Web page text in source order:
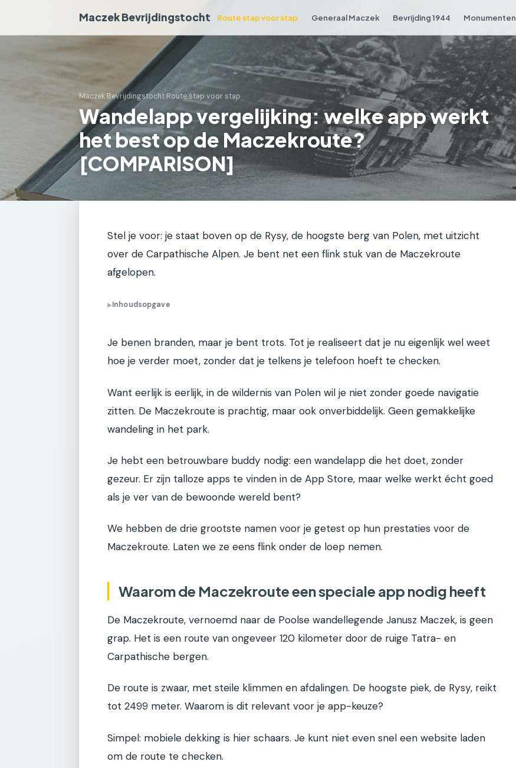
Maczek Bevrijdingstocht Route stap voor stap Generaal Maczek Bevrijding 1944 Monumenten
Maczek Bevrijdingstocht›Route stap voor stap
Wandelapp vergelijking: welke app werkt
het best op de Maczekroute?
[COMPARISON]
Stel je voor: je staat boven op de Rysy, de hoogste berg van Polen, met uitzicht
over de Carpathische Alpen. Je bent net een flink stuk van de Maczekroute
afgelopen.
▶Inhoudsopgave
Je benen branden, maar je bent trots. Tot je realiseert dat je nu eigenlijk wel weet
hoe je verder moet, zonder dat je telkens je telefoon hoeft te checken.
Want eerlijk is eerlijk, in de wildernis van Polen wil je niet zonder goede navigatie
zitten. De Maczekroute is prachtig, maar ook onverbiddelijk. Geen gemakkelijke
wandeling in het park.
Je hebt een betrouwbare buddy nodig: een wandelapp die het doet, zonder
gezeur. Er zijn talloze apps te vinden in de App Store, maar welke werkt écht goed
als je ver van de bewoonde wereld bent?
We hebben de drie grootste namen voor je getest op hun prestaties voor de
Maczekroute. Laten we ze eens flink onder de loep nemen.
Waarom de Maczekroute een speciale app nodig heeft
De Maczekroute, vernoemd naar de Poolse wandellegende Janusz Maczek, is geen
grap. Het is een route van ongeveer 120 kilometer door de ruige Tatra- en
Carpathische bergen.
De route is zwaar, met steile klimmen en afdalingen. De hoogste piek, de Rysy, reikt
tot 2499 meter. Waarom is dit relevant voor je app-keuze?
Simpel: mobiele dekking is hier schaars. Je kunt niet even snel een website laden
om de route te checken.